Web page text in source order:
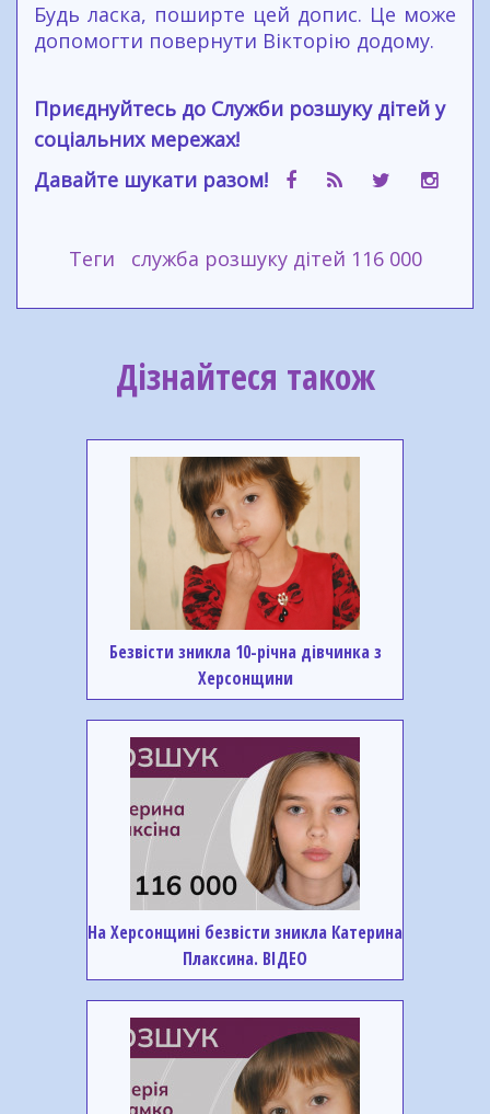
Будь ласка, поширте цей допис. Це може
допомогти повернути Вікторію додому.
Приєднуйтесь до Служби розшуку дітей у
соціальних мережах!
Давайте шукати разом!
Теги служба розшуку дітей 116 000
Дізнайтеся також
Безвісти зникла 10-річна дівчинка з
Херсонщини
На Херсонщині безвісти зникла Катерина
Плаксина. ВІДЕО